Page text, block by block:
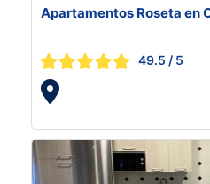
Apartamentos Roseta en
49.5 / 5